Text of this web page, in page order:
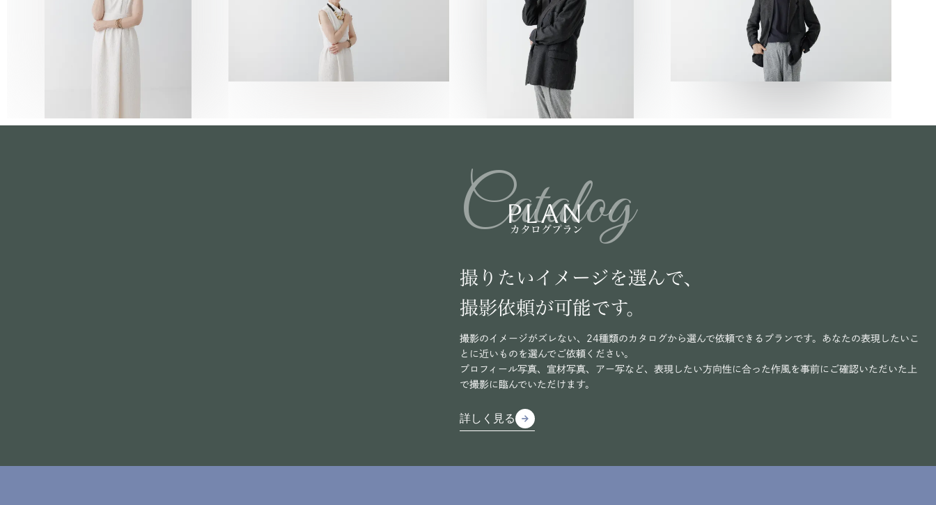
Catalog
PLAN
カタログプラン
撮りたいイメージを選んで、
撮影依頼が可能です。
撮影のイメージがズレない、24種類のカタログから選んで依頼できるプランです。あなたの表現したいこ
とに近いものを選んでご依頼ください。
プロフィール写真、宣材写真、アー写など、表現したい方向性に合った作風を事前にご確認いただいた上
で撮影に臨んでいただけます。
詳しく見る
詳しく見る
arrow_forward
arrow_forward